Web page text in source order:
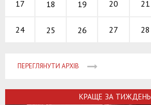
17 18 19 20 21
24 25 26 27 28
ПЕРЕГЛЯНУТИ АРХІВ
КРАЩЕ ЗА ТИЖДЕНЬ